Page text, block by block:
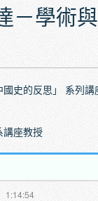
－學術
國史的反思」 系列講
講座教授
1:14:54